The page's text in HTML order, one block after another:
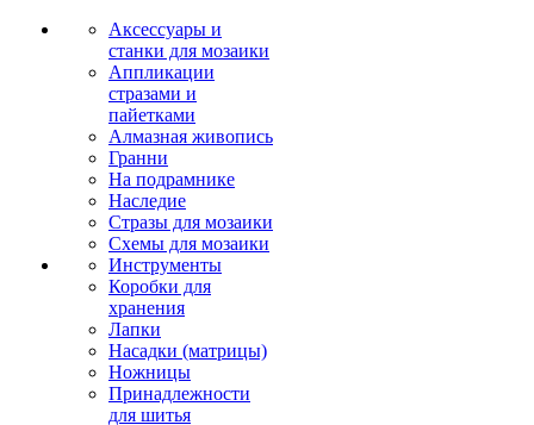
Аксессуары и
станки для мозаики
Аппликации
стразами и
пайетками
Алмазная живопись
Гранни
На подрамнике
Наследие
Стразы для мозаики
Схемы для мозаики
Инструменты
Коробки для
хранения
Лапки
Насадки (матрицы)
Ножницы
Принадлежности
для шитья